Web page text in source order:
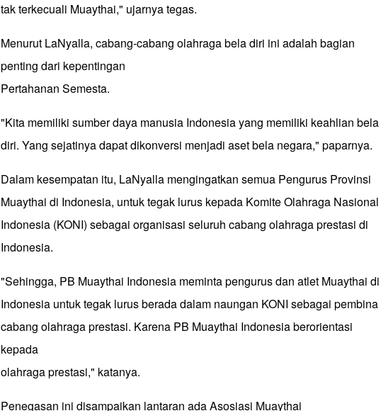
tak terkecuali Muaythai," ujarnya tegas.
Menurut LaNyalla, cabang-cabang olahraga bela diri ini adalah bagian
penting dari kepentingan
Pertahanan Semesta.
"Kita memiliki sumber daya manusia Indonesia yang memiliki keahlian bela
diri. Yang sejatinya dapat dikonversi menjadi aset bela negara," paparnya.
Dalam kesempatan itu, LaNyalla mengingatkan semua Pengurus Provinsi
Muaythai di Indonesia, untuk tegak lurus kepada Komite Olahraga Nasional
Indonesia (KONI) sebagai organisasi seluruh cabang olahraga prestasi di
Indonesia.
"Sehingga, PB Muaythai Indonesia meminta pengurus dan atlet Muaythai di
Indonesia untuk tegak lurus berada dalam naungan KONI sebagai pembina
cabang olahraga prestasi. Karena PB Muaythai Indonesia berorientasi
kepada
olahraga prestasi," katanya.
Penegasan ini disampaikan lantaran ada Asosiasi Muaythai